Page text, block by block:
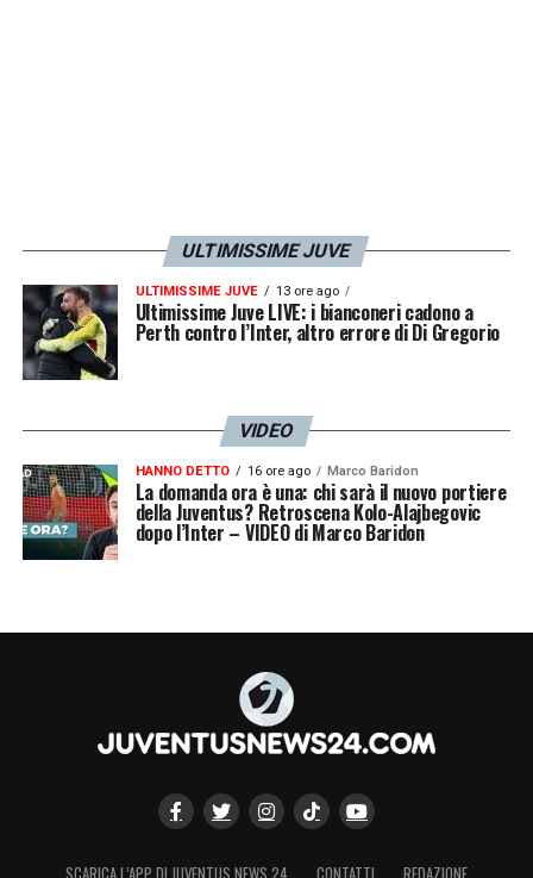
ULTIMISSIME JUVE
ULTIMISSIME JUVE 13 ore ago
Ultimissime Juve LIVE: i bianconeri cadono a
Perth contro l’Inter, altro errore di Di Gregorio
VIDEO
HANNO DETTO 16 ore ago Marco Baridon
La domanda ora è una: chi sarà il nuovo portiere
della Juventus? Retroscena Kolo-Alajbegovic
dopo l’Inter – VIDEO di Marco Baridon